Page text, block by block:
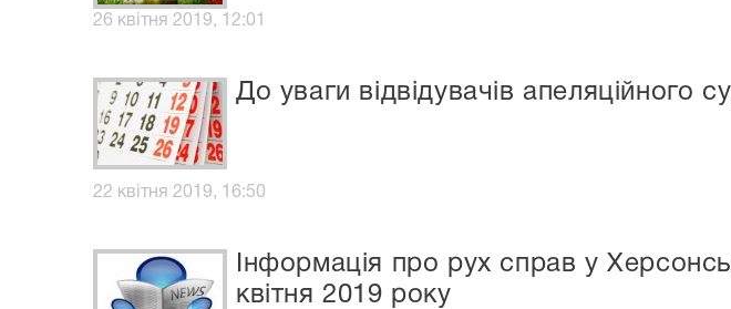
26 квітня 2019, 12:01
До уваги відвідувачів апеляційного
22 квітня 2019, 16:50
Інформація про рух справ у
квітня 2019 року